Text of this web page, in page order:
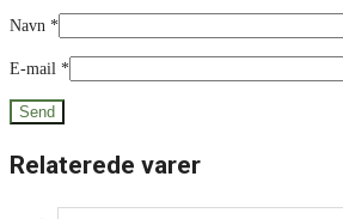
Navn *
E-mail *
Relaterede varer